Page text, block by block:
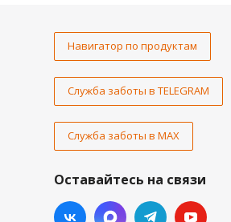
Навигатор по продуктам
Служба заботы в TELEGRAM
Служба заботы в MAX
Оставайтесь на связи